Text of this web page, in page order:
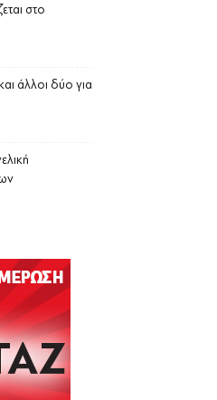
στο
άλλοι δύο για